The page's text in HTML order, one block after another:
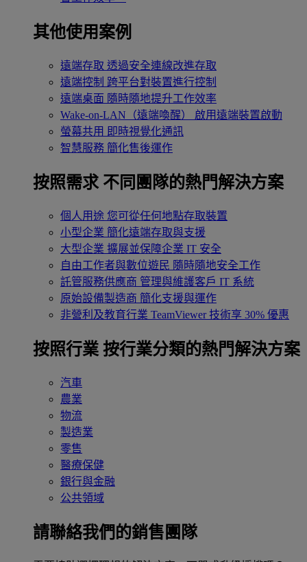
其他使用案例
遠端存取 透過安全連線改進存取
遠端控制 跨平台對裝置進行控制
遠端桌面 隨時隨地提升工作效率
Wake-on-LAN（遠端喚醒）
啟用遠端裝置啟動
螢幕共用 即時視覺化通訊
智慧服務 簡化售後運作
按照需求 不同團隊的熱門解決方案
個人用途 您可從任何地點存取裝置
小型企業 簡化遠端存取與支援
大型企業 擴展並保障企業 IT 安全
自由工作者與數位遊民 隨時隨地安全工作
託管服務供應商 管理與維護客戶 IT 系統
原始設備製造商 簡化支援與運作
非營利及教育行業 TeamViewer 技術享 30% 優惠
按照行業 按行業分類的熱門解決方案
汽車
農業
物流
製造業
零售
醫療保健
銀行與金融
公共領域
請聯絡我們的銷售團隊